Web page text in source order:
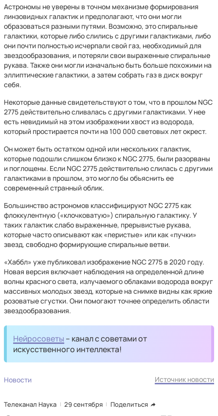
Астрономы не уверены в точном механизме формирования
линзовидных галактик и предполагают, что они могли
образоваться разными путями. Возможно, это спиральные
галактики, которые либо слились с другими галактиками, либо
они почти полностью исчерпали свой газ, необходимый для
звездообразования, и потеряли свои выраженные спиральные
рукава. Также они могли изначально быть больше похожими на
эллиптические галактики, а затем собрать газ в диск вокруг
себя.
Некоторые данные свидетельствуют о том, что в прошлом NGC
2775 действительно сливалась с другими галактиками. У нее
есть невидимый на этом изображении хвост из водорода,
который простирается почти на 100 000 световых лет окрест.
Он может быть остатком одной или нескольких галактик,
которые подошли слишком близко к NGC 2775, были разорваны
и поглощены. Если NGC 2775 действительно слилась с другими
галактиками в прошлом, это могло бы объяснить ее
современный странный облик.
Большинство астрономов классифицируют NGC 2775 как
флоккулентную («клочковатую») спиральную галактику. У
таких галактик слабо выраженные, прерывистые рукава,
которые часто описывают как «перистые» или как «пучки»
звезд, свободно формирующие спиральные ветви.
«Хаббл» уже публиковал изображение NGC 2775 в 2020 году.
Новая версия включает наблюдения на определенной длине
волны красного света, излучаемого облаками водорода вокруг
массивных молодых звезд, которые на снимке видны как яркие
розоватые сгустки. Они помогают точнее определить области
звездообразования.
Нейросоветы – канал с советами от
искусственного интеллекта!
Новости Источник новости
Телеканал Наука 29 сентября Поделиться